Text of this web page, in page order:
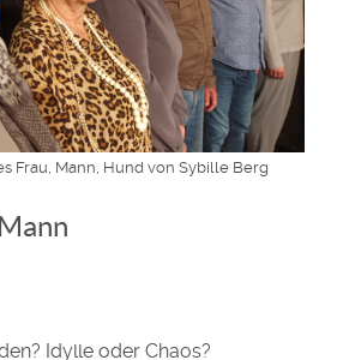
Frau, Mann, Hund von Sybille Berg
Idylle oder Chaos?